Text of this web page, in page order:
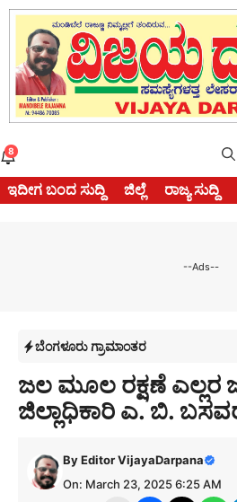
Skip
content
8
ಇದೀಗ ಬಂದ ಸುದ್ದಿ ಜಿಲ್ಲೆ ರಾಜ್ಯ ಸುದ್ದಿ
--Ads--
ಬೆಂಗಳೂರು ಗ್ರಾಮಾಂತರ
ಜಲ ಮೂಲ ರಕ್ಷಣೆ ಎಲ್ಲರ
ಜಿಲ್ಲಾಧಿಕಾರಿ ಎ. ಬಿ.
ByEditor VijayaDarpana
On: March 23, 2025 6:25 AM